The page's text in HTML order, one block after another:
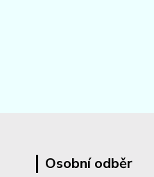
Osobní odběr